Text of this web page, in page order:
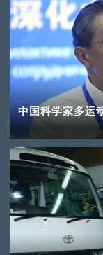
中国科学家多运